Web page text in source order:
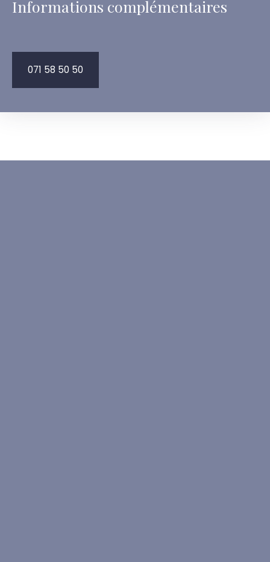
Informations complémentaires
071 58 50 50